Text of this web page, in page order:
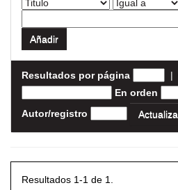
Resultados por página |
En orden
Autor/registro
Resultados 1-1 de 1.